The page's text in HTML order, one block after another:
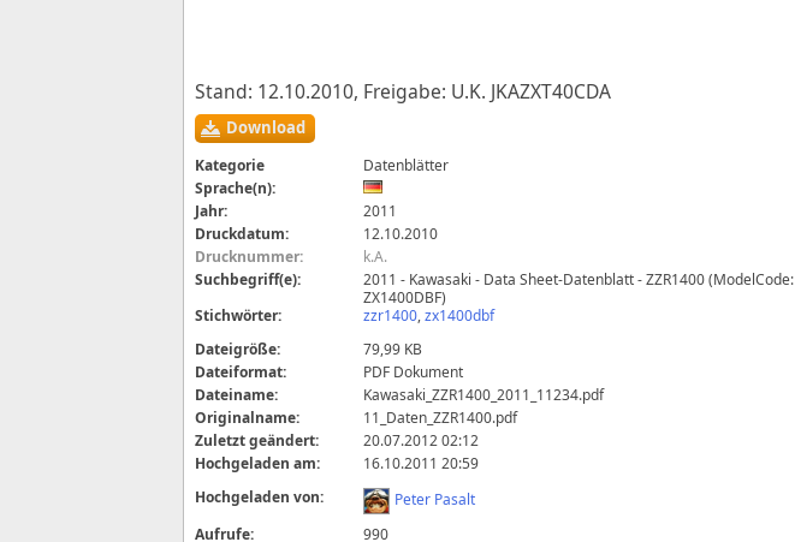
Stand: 12.10.2010, Freigabe: U.K. JKAZXT40CDA
Download
Kategorie
Datenblätter
Sprache(n):
Jahr:
2011
Druckdatum:
12.10.2010
Drucknummer:
k.A.
Suchbegriff(e):
2011 - Kawasaki - Data Sheet-Datenblatt - ZZR1400 (ModelCode:
ZX1400DBF)
Stichwörter:
zzr1400,zx1400dbf
Dateigröße:
79,99 KB
Dateiformat:
PDF Dokument
Dateiname:
Kawasaki_ZZR1400_2011_11234.pdf
Originalname:
11_Daten_ZZR1400.pdf
Zuletzt geändert:
20.07.2012 02:12
Hochgeladen am:
16.10.2011 20:59
Hochgeladen von:
Peter Pasalt
Aufrufe:
990